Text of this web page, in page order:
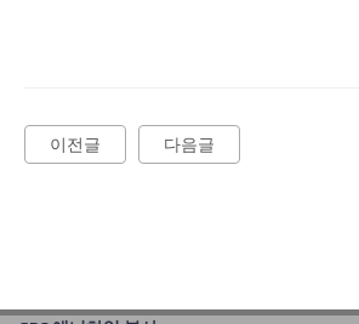
다음글
이전글